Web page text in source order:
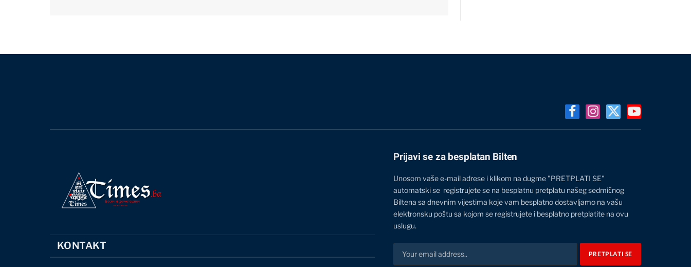
FacebookInstagram
X
YouTube
KONTAKT
Prijavi se za besplatan Bilten
Unosom vaše e-mail adrese i klikom na dugme "PRETPLATI SE"
automatski se registrujete se na besplatnu pretplatu našeg sedmičnog
Biltena sa dnevnim vijestima koje vam besplatno dostavljamo na vašu
elektronsku poštu sa kojom se registrujete i besplatno pretplatite na ovu
uslugu.